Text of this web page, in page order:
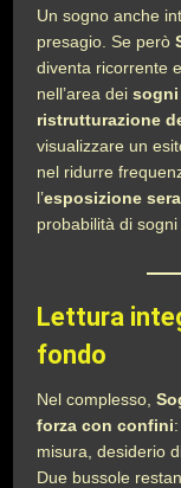
Un sogno anche
presagio. Se però
diventa ricorrente
nell’area deisogni
ristrutturazione
visualizzare un
nel ridurre
l’esposizione
probabilità di sogni
Lettura
fondo
Nel complesso,
forza con confini
misura, desiderio
Due bussole